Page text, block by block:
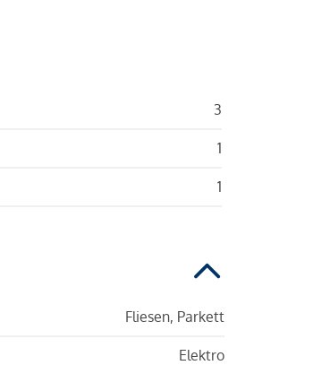
3
1
1
Fliesen, Parkett
Elektro